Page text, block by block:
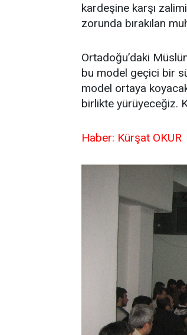
kardeşine karşı
zorunda bırakılan
Ortadoğu’daki
bu model geçici bir
model ortaya
birlikte yürüyeceğiz.
Haber: Kürşat OKUR